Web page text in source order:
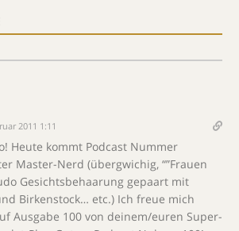
2011 1:11
Heute kommt Podcast Nummer
Master-Nerd (übergwichig, “”Frauen
Gesichtsbehaarung gepaart mit
Birkenstock… etc.) Ich freue mich
Ausgabe 100 von deinem/euren Super-